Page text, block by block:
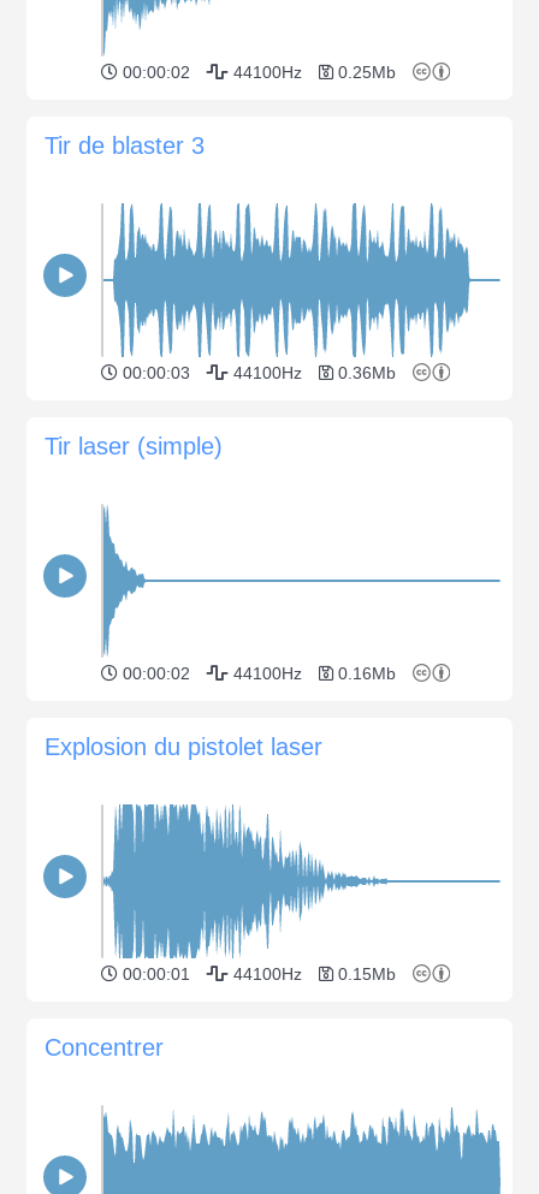
00:00:02 44100Hz 0.25Mb
Tir de blaster 3
00:00:03 44100Hz 0.36Mb
Tir laser (simple)
00:00:02 44100Hz 0.16Mb
Explosion du pistolet laser
00:00:01 44100Hz 0.15Mb
Concentrer